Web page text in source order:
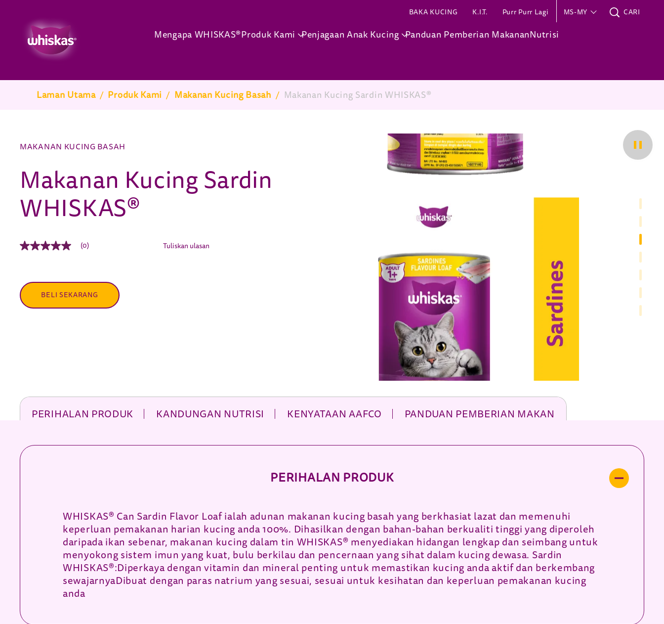
Mengapa WHISKAS®Produk Kami Penjagaan Anak Kucing Panduan Pemberian MakananNutrisi
BAKA KUCING K.I.T. Purr Purr Lagi MS-MY CARI
BreadcrumbLaman Utama / Produk Kami / Makanan Kucing Basah / Makanan Kucing Sardin WHISKAS®
MAKANAN KUCING BASAH
Makanan Kucing Sardin
WHISKAS®
Tiada
halaman
yang
sama.
(0) Tuliskan ulasan
BELI SEKARANG
Pause
PERIHALAN PRODUK KANDUNGAN NUTRISI KENYATAAN AAFCO PANDUAN PEMBERIAN MAKAN
PERIHALAN PRODUK
WHISKAS® Can Sardin Flavor Loaf ialah adunan makanan kucing basah yang berkhasiat lazat dan memenuhi
keperluan pemakanan harian kucing anda 100%. Dihasilkan dengan bahan-bahan berkualiti tinggi yang diperoleh
daripada ikan sebenar, makanan kucing dalam tin WHISKAS® menyediakan hidangan lengkap dan seimbang untuk
menyokong sistem imun yang kuat, bulu berkilau dan pencernaan yang sihat dalam kucing dewasa. Sardin
WHISKAS®:Diperkaya dengan vitamin dan mineral penting untuk memastikan kucing anda aktif dan berkembang
sewajarnyaDibuat dengan paras natrium yang sesuai, sesuai untuk kesihatan dan keperluan pemakanan kucing
anda